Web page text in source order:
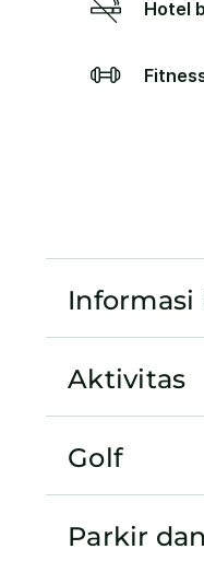
Informasi
Aktivitas
Golf
Parkir